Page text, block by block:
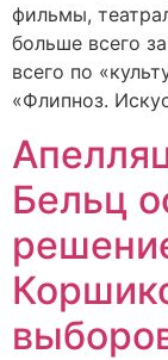
фильмы,
больше всего
всего по
«Флипноз.
Бельц